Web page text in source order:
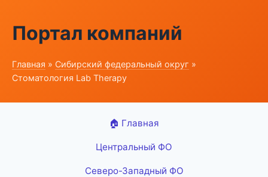
Портал компаний
Главная » Сибирский федеральный округ »
Стоматология Lab Therapy
🏠 Главная
Центральный ФО
Северо-Западный ФО